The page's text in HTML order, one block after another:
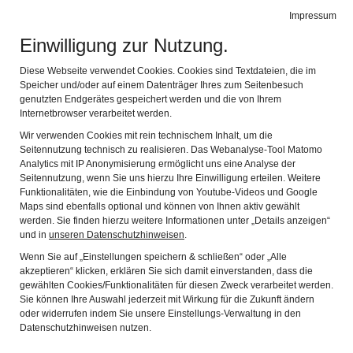
Impressum
Einwilligung zur Nutzung.
Diese Webseite verwendet Cookies. Cookies sind Textdateien, die im
Speicher und/oder auf einem Datenträger Ihres zum Seitenbesuch
genutzten Endgerätes gespeichert werden und die von Ihrem
Internetbrowser verarbeitet werden.
Wir verwenden Cookies mit rein technischem Inhalt, um die
Seitennutzung technisch zu realisieren. Das Webanalyse-Tool Matomo
Analytics mit IP Anonymisierung ermöglicht uns eine Analyse der
Seitennutzung, wenn Sie uns hierzu Ihre Einwilligung erteilen. Weitere
Funktionalitäten, wie die Einbindung von Youtube-Videos und Google
Maps sind ebenfalls optional und können von Ihnen aktiv gewählt
werden. Sie finden hierzu weitere Informationen unter „Details anzeigen“
und in unseren Datenschutzhinweisen.
Wenn Sie auf „Einstellungen speichern & schließen“ oder „Alle
akzeptieren“ klicken, erklären Sie sich damit einverstanden, dass die
gewählten Cookies/Funktionalitäten für diesen Zweck verarbeitet werden.
Sie können Ihre Auswahl jederzeit mit Wirkung für die Zukunft ändern
oder widerrufen indem Sie unsere Einstellungs-Verwaltung in den
Datenschutzhinweisen nutzen.
Made in Japan
Blechspielzeug der 50er bis 70er Jahre
Der Beginn des japanischen Spielzeugs liegt bereits im 19.
Jahrhundert, die Tradition ist also nahezu ähnlich gewichtig
wie bei den europäischen Herstellern. Auch die Qualität des
frühen japanischen Blechspielzeugs reicht durchaus an die der
deutschen Hersteller heran. Dem frühen Spielzeug ist zudem
seine Herkunft noch deutlich anzusehen. Das Lokalkolorit
lässt sich durch japanische und asiatische Gesichtszüge,
japanische Kleidung usw. auf den jeweiligen Exponaten
nachweisen. Es ist davon auszugehen, dass solches japanisch
inspiriertes Spielzeug auch im Wesentlichen für den
heimischen, den japanischen Markt bestimmt war.